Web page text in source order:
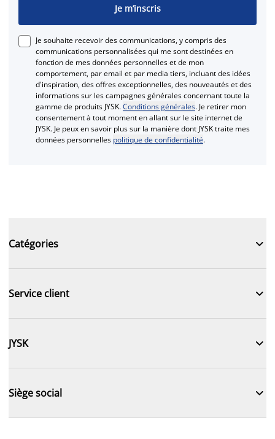
Je m’inscris
Je souhaite recevoir des communications, y compris des
communications personnalisées qui me sont destinées en
fonction de mes données personnelles et de mon
comportement, par email et par media tiers, incluant des idées
d'inspiration, des offres exceptionnelles, des nouveautés et des
informations sur les campagnes générales concernant toute la
gamme de produits JYSK.Conditions générales. Je retirer mon
consentement à tout moment en allant sur le site internet de
JYSK. Je peux en savoir plus sur la manière dont JYSK traite mes
données personnelles politique de confidentialité.
Catégories 
Service client 
JYSK 
Siège social 